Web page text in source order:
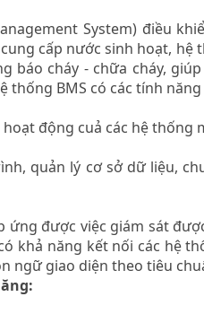
System) điều
cấp nước sinh hoạt, hệ
báo cháy - chữa cháy,
thống BMS có các tính
động cuả các hệ thống
quản lý cơ sở dữ liệu,
ứng được việc giám sát
khả năng kết nối các hệ
ngữ giao diện theo tiêu